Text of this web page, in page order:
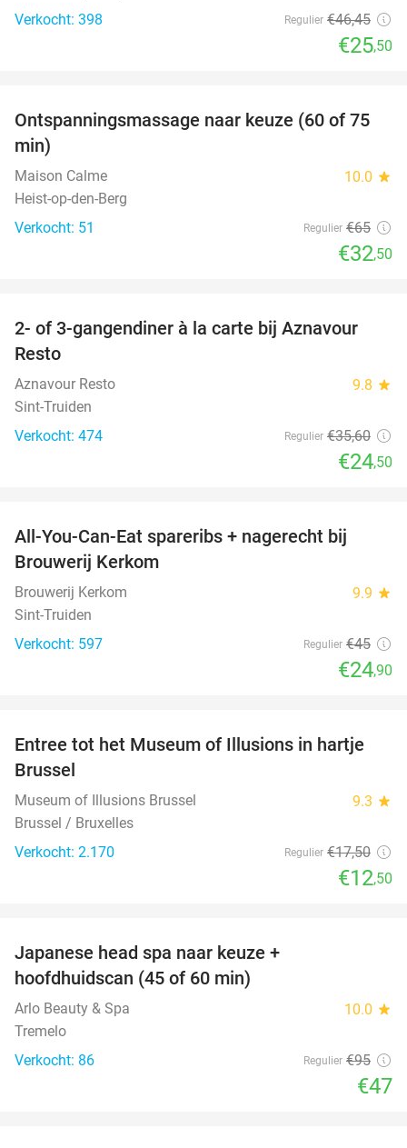
Verkocht: 398
Regulier €46,45
€25,50
50%
Ontspanningsmassage naar keuze (60 of 75
min)
Maison Calme 10.0 star
Heist-op-den-Berg
Verkocht: 51
Regulier €65
€32,50
31%
2- of 3-gangendiner à la carte bij Aznavour
Resto
Aznavour Resto 9.8 star
Sint-Truiden
Verkocht: 474
Regulier €35,60
€24,50
All-You-Can-Eat spareribs + nagerecht bij
Brouwerij Kerkom
Brouwerij Kerkom 9.9 star
Sint-Truiden
Verkocht: 597
Regulier €45
€24,90
29%
Entree tot het Museum of Illusions in hartje
Brussel
Museum of Illusions Brussel 9.3 star
Brussel / Bruxelles
Verkocht: 2.170
Regulier €17,50
€12,50
Japanese head spa naar keuze +
hoofdhuidscan (45 of 60 min)
Arlo Beauty & Spa 10.0 star
Tremelo
Verkocht: 86
Regulier €95
€47